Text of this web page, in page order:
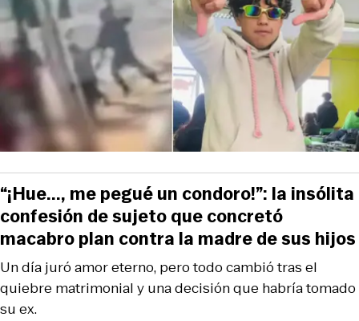
Un día juró amor eterno, pero todo cambió tras el
quiebre matrimonial y una decisión que habría tomado
su ex.
“¡Hue..., me pegué un condoro!”: la insólita
confesión de sujeto que concretó
macabro plan contra la madre de sus hijos